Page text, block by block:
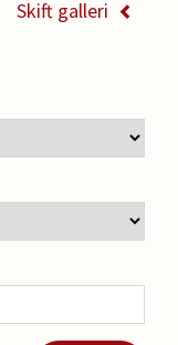
Skift galleri